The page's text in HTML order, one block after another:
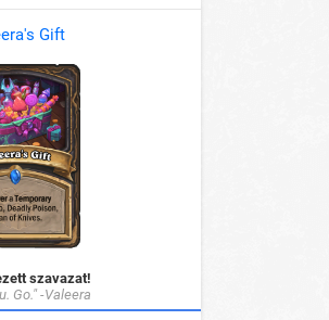
Gift
szavazat!
Go." -Valeera